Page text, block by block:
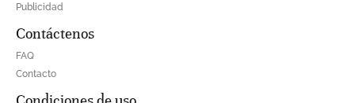
Publicidad
Contáctenos
FAQ
Contacto